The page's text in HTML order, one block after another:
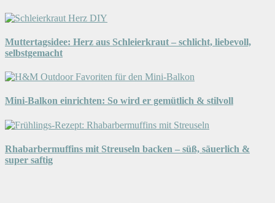
Muttertagsidee: Herz aus Schleierkraut – schlicht, liebevoll,
selbstgemacht
Mini-Balkon einrichten: So wird er gemütlich & stilvoll
Rhabarbermuffins mit Streuseln backen – süß, säuerlich &
super saftig